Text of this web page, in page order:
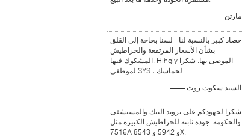
—— مارتن
حصاد كبير بالنسبة لنا - لسنا بحاجة إلى القلق
بشأن الأسعار المرتفعة والخراطيش
المشكوك فيها. Hihgly الموصى بها. شكرا
لموظفي SYS ، لحماسك
—— السيد سكوت روث
شكرا لجهودكم على تزويد البنك والمستشفى
والحكومة. جودة ثابتة للخراطيش الكبيرة مثل
7516A و 5942 و 8543X.